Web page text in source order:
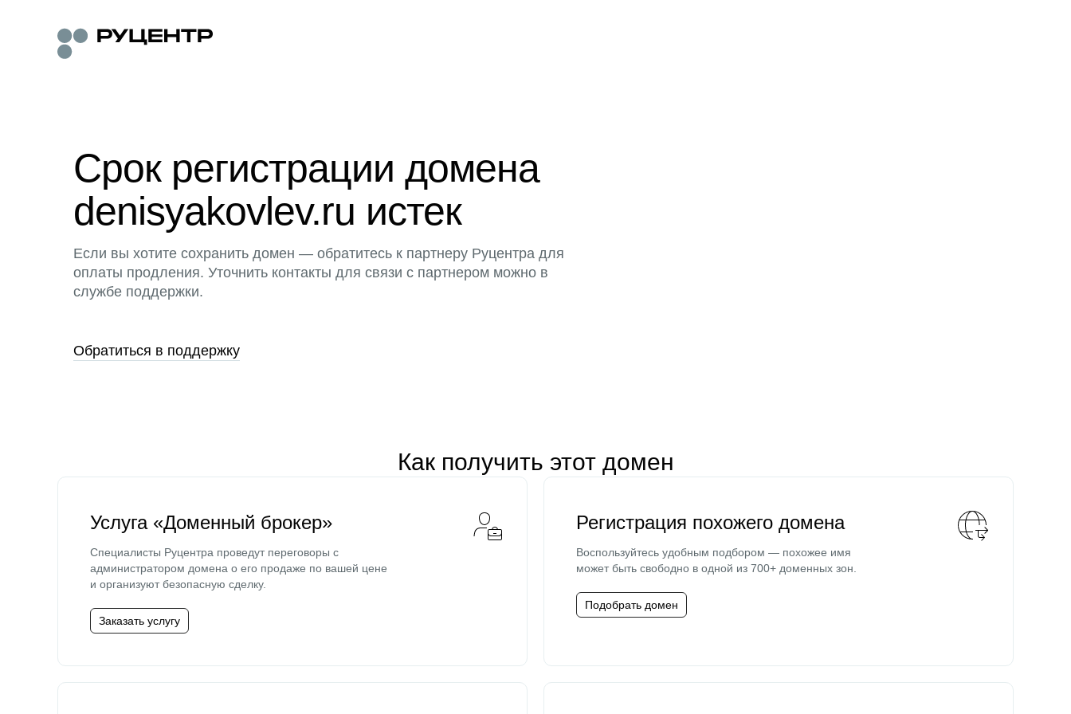
Срок регистрации домена
denisyakovlev.ru истек
Если вы хотите сохранить домен — обратитесь к партнеру Руцентра для
оплаты продления. Уточнить контакты для связи с партнером можно в
службе поддержки.
Обратиться в поддержку
Как получить этот домен
Услуга «Доменный брокер»
Специалисты Руцентра проведут переговоры с
администратором домена о его продаже по вашей цене
и организуют безопасную сделку.
Заказать услугу
Регистрация похожего домена
Воспользуйтесь удобным подбором — похожее имя
может быть свободно в одной из 700+ доменных зон.
Подобрать домен